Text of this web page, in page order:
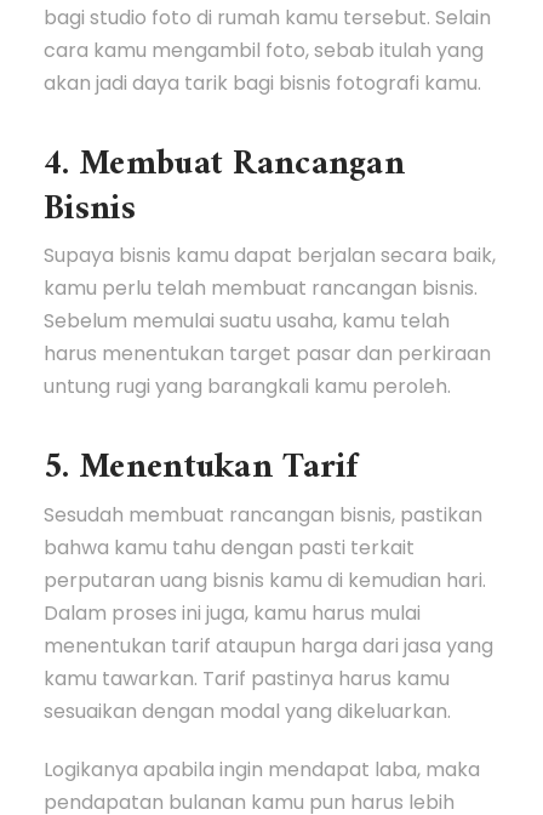
bagi studio foto di rumah kamu tersebut. Selain
cara kamu mengambil foto, sebab itulah yang
akan jadi daya tarik bagi bisnis fotografi kamu.
4. Membuat Rancangan
Bisnis
Supaya bisnis kamu dapat berjalan secara baik,
kamu perlu telah membuat rancangan bisnis.
Sebelum memulai suatu usaha, kamu telah
harus menentukan target pasar dan perkiraan
untung rugi yang barangkali kamu peroleh.
5. Menentukan Tarif
Sesudah membuat rancangan bisnis, pastikan
bahwa kamu tahu dengan pasti terkait
perputaran uang bisnis kamu di kemudian hari.
Dalam proses ini juga, kamu harus mulai
menentukan tarif ataupun harga dari jasa yang
kamu tawarkan. Tarif pastinya harus kamu
sesuaikan dengan modal yang dikeluarkan.
Logikanya apabila ingin mendapat laba, maka
pendapatan bulanan kamu pun harus lebih